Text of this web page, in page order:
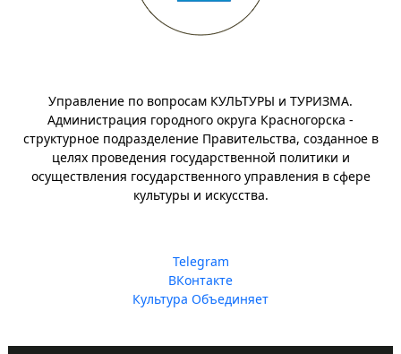
Управление по вопросам КУЛЬТУРЫ и ТУРИЗМА.
Администрация городного округа Красногорска -
структурное подразделение Правительства, созданное в
целях проведения государственной политики и
осуществления государственного управления в сфере
культуры и искусства.
Telegram
ВКонтакте
Культура Объединяет